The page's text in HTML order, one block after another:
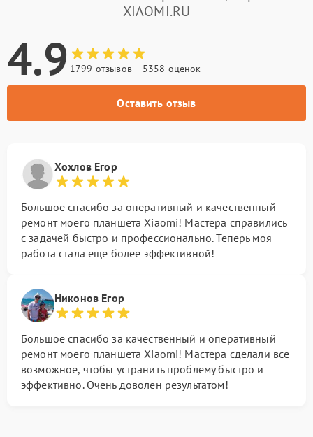
XIAOMI.RU
4.9 1799 отзывов 5358 оценок
Оставить отзыв
Хохлов Егор
Большое спасибо за оперативный и качественный
ремонт моего планшета Xiaomi! Мастера справились
с задачей быстро и профессионально. Теперь моя
работа стала еще более эффективной!
Никонов Егор
Большое спасибо за качественный и оперативный
ремонт моего планшета Xiaomi! Мастера сделали все
возможное, чтобы устранить проблему быстро и
эффективно. Очень доволен результатом!